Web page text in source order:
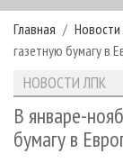
РУБРИКИ И
РУБРИКИ
ЛЕСОПИЛЕНИЕ
НОВОСТИ
НОВОСТИ ЛПК
НОВОСТИ
ПРОЕКТЫ ЛПИ
АНАЛИТИКА
АРХИВ
О ЖУРНАЛЕ
Главная
газетную бумагу в
НОВОСТИ ЛПК
В январе-
бумагу в